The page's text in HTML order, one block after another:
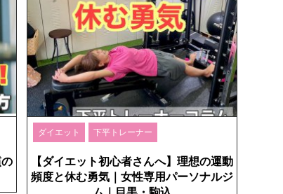
ダイエット 下平トレーナー
【ダイエット初心者さんへ】理想の運動
頻度と休む勇気｜女性専用パーソナルジ